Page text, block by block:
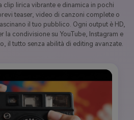
clip lirica vibrante e dinamica in pochi
teaser, video di canzoni complete o
il tuo pubblico. Ogni output è HD,
la condivisione su YouTube, Instagram e
il tutto senza abilità di editing avanzate.